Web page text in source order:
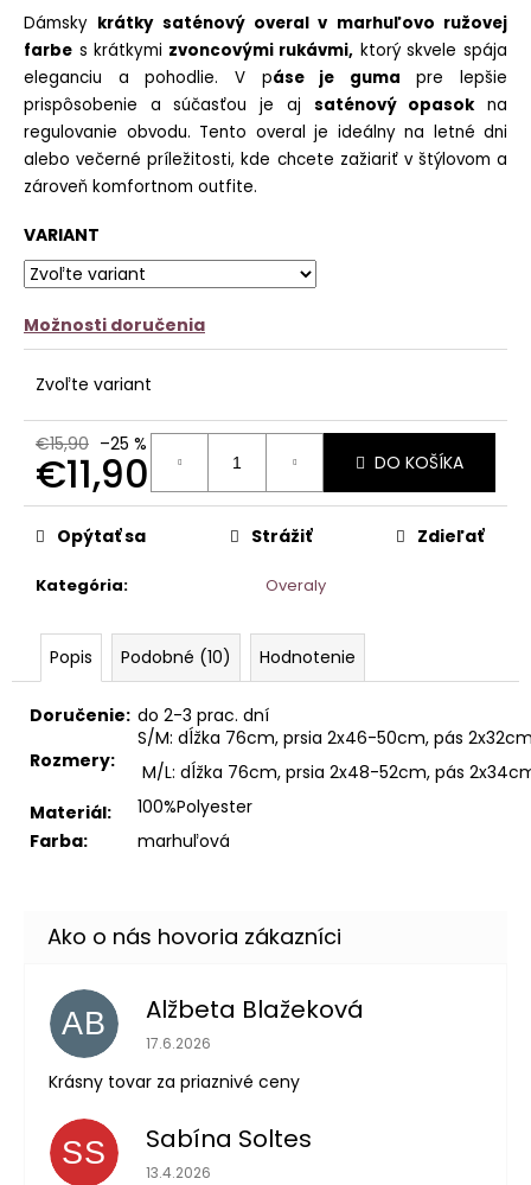
5
hviezdičiek.
Dámsky krátky saténový overal v marhuľovo ružovej
farbe s krátkymi zvoncovými rukávmi, ktorý skvele spája
eleganciu a pohodlie. V páse je guma pre lepšie
prispôsobenie a súčasťou je aj saténový opasokna
regulovanie obvodu. Tento overal je ideálny na letné dni
alebo večerné príležitosti, kde chcete zažiariť v štýlovom a
zároveň komfortnom outfite.
VARIANT
Možnosti doručenia
Zvoľte variant
€15,90 –25 %
€11,90
Jednotková
cena:
DO KOŠÍKA
Kategória: Overaly
Opýtať sa Strážiť Zdieľať
Popis Podobné (10) Hodnotenie
Doručenie: do 2-3 prac. dní
Rozmery:
S/M: dĺžka 76cm, prsia 2x46-50cm, pás
M/L: dĺžka 76cm, prsia 2x48-52cm, pás
Materiál:
100%Polyester
Farba:
marhuľová
AB Alžbeta Blažeková
Hodnotenie obchodu je 5 z 5 hviezdičiek.
17.6.2026
Krásny tovar za priaznivé ceny
SS Sabína Soltes
Hodnotenie obchodu je 5 z 5 hviezdičiek.
13.4.2026
a
m
e
PANČUCHY
NUENO
€12,90